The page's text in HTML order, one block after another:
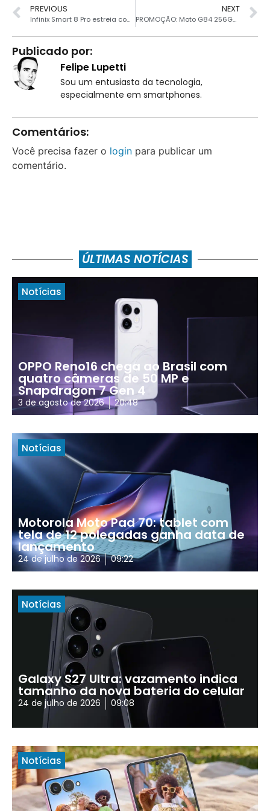
PREVIOUS
Infinix Smart 8 Pro estreia com 8GB de RAM e tela de 90 Hz
NEXT
PROMOÇÃO: Moto G84 256GB fica muito barato com cupom
Publicado por:
Felipe Lupetti
Sou um entusiasta da tecnologia,
especialmente em smartphones.
Comentários:
Você precisa fazer o login para publicar um
comentário.
ÚLTIMAS NOTÍCIAS
Notícias
OPPO Reno16 chega ao Brasil com
quatro câmeras de 50 MP e
Snapdragon 7 Gen 4
3 de agosto de 2026 20:48
Notícias
Motorola Moto Pad 70: tablet com
tela de 12 polegadas ganha data de
lançamento
24 de julho de 2026 09:22
Notícias
Galaxy S27 Ultra: vazamento indica
tamanho da nova bateria do celular
24 de julho de 2026 09:08
Notícias